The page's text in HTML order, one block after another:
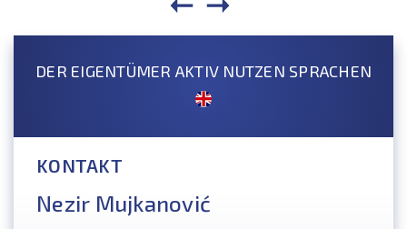
DER EIGENTÜMER AKTIV NUTZEN SPRACHEN
KONTAKT
Nezir Mujkanović